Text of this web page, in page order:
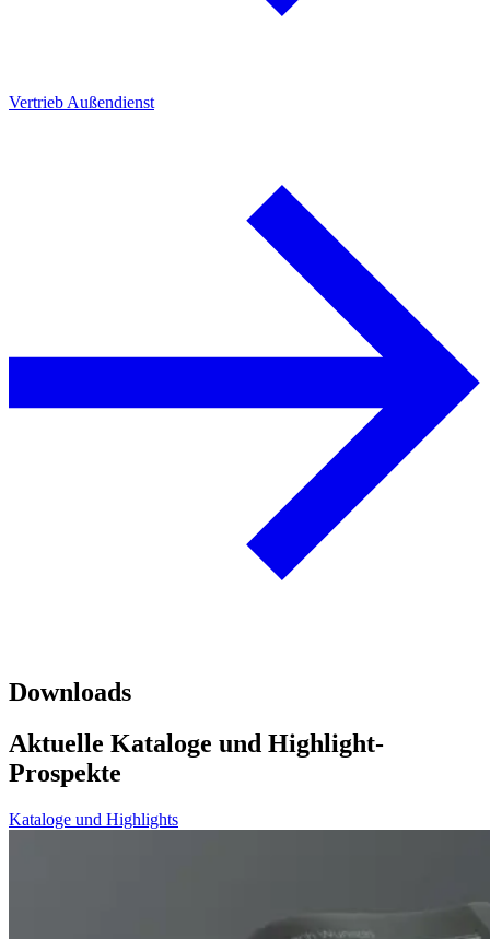
Vertrieb Außendienst
Downloads
Aktuelle Kataloge und Highlight-
Prospekte
Kataloge und Highlights